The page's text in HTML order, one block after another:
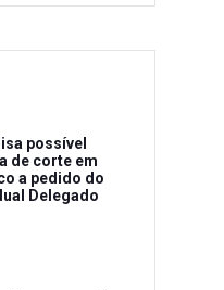
possível
de corte em
a pedido do
Delegado